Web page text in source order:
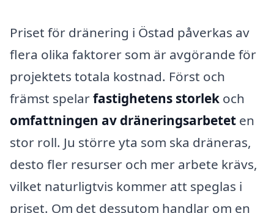
Priset för dränering i Östad påverkas av
flera olika faktorer som är avgörande för
projektets totala kostnad. Först och
främst spelarfastighetens storlek och
omfattningen av dräneringsarbetet en
stor roll. Ju större yta som ska dräneras,
desto fler resurser och mer arbete krävs,
vilket naturligtvis kommer att speglas i
priset. Om det dessutom handlar om en